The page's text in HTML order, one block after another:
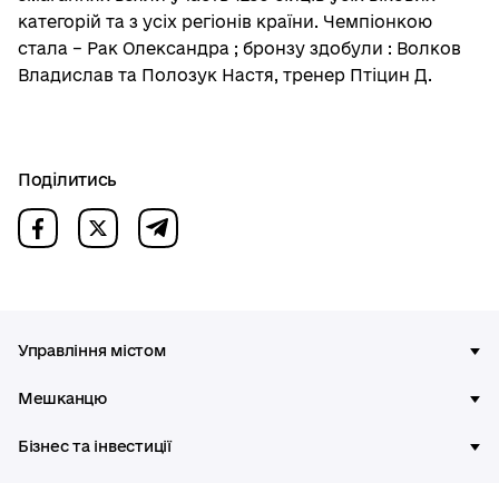
категорій та з усіх регіонів країни. Чемпіонкою
стала – Рак Олександра ; бронзу здобули : Волков
Владислав та Полозук Настя, тренер Птіцин Д.
Поділитись
Управління містом
Мешканцю
Бізнес та інвестиції